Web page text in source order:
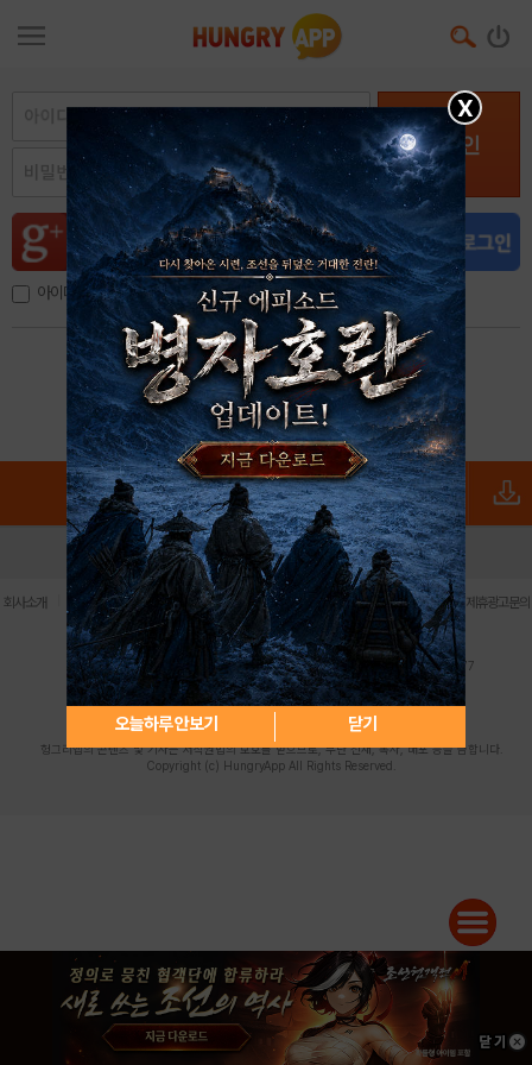
로그인
아이디, 이메일 저장
아이디 / 비밀번호 찾기 회원가입
X
오늘하루 안보기 닫기
로그인 PC버전 전체앱
회사소개 이용약관 | 개인정보 처리방침 | 청소년 보호정책 | 불법촬영물 신고센터 | 제휴광고문의
사업자등록번호:119-86-61101 (주)스마트나우 대표이사:송현두
주소: 서울시 금천구 가산디지털1로 171 연락처:063-284-8635 팩스:02-6265-0377
청소년보호책임자:김동욱desk@hungryapp.co.kr
등록번호:서울아02322 | 등록일자:2016년4월25일
발행인:(주)스마트나우 송현두 | 편집인:김동욱
헝그리앱의 콘텐츠 및 기사는 저작권법의 보호를 받으므로, 무단 전재, 복사, 배포 등을 금합니다.
Copyright (c) HungryApp All Rights Reserved.